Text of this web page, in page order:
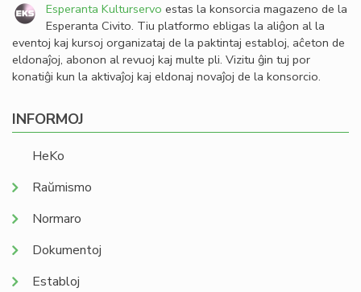
Esperanta Kulturservo estas la konsorcia magazeno de la
Esperanta Civito. Tiu platformo ebligas la aliĝon al la
eventoj kaj kursoj organizataj de la paktintaj establoj, aĉeton de
eldonaĵoj, abonon al revuoj kaj multe pli. Vizitu ĝin tuj por
konatiĝi kun la aktivaĵoj kaj eldonaj novaĵoj de la konsorcio.
INFORMOJ
HeKo
Raŭmismo
Normaro
Dokumentoj
Establoj